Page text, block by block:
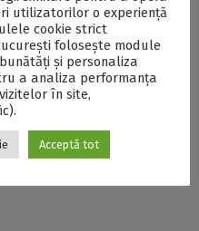
ale
de Litere
„decodarea
în expresie
de
utilizatorilor o experiență
cookie strict
folosește module
și personaliza
a analiza performanța
în site,
Acceptă tot